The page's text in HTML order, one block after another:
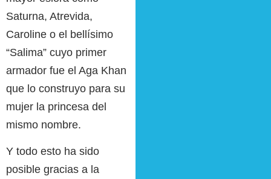
Saturna, Atrevida,
Caroline o el bellísimo
“Salima” cuyo primer
armador fue el Aga Khan
que lo construyo para su
mujer la princesa del
mismo nombre.
Y todo esto ha sido
posible gracias a la